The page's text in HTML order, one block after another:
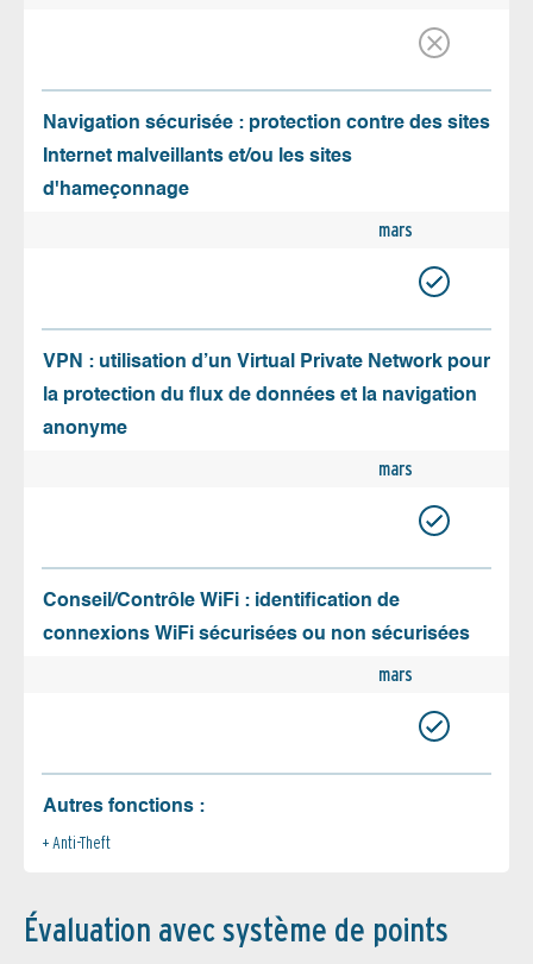
Navigation sécurisée : protection contre des sites
Internet malveillants et/ou les sites
d'hameçonnage
mars
VPN : utilisation d’un Virtual Private Network pour
la protection du flux de données et la navigation
anonyme
mars
Conseil/Contrôle WiFi : identification de
connexions WiFi sécurisées ou non sécurisées
mars
Autres fonctions :
Anti-Theft
Évaluation avec système de points